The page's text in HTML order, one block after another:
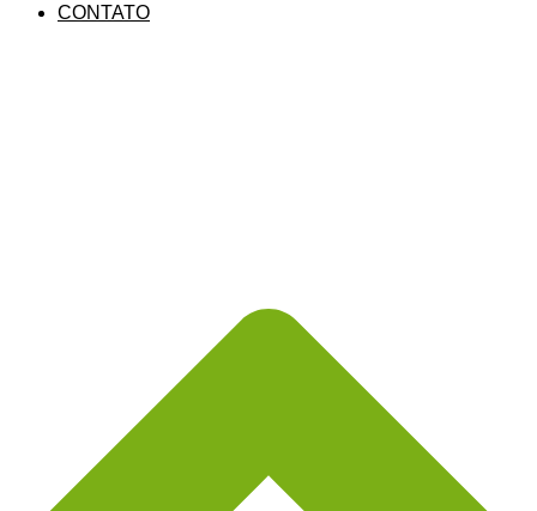
CONTATO